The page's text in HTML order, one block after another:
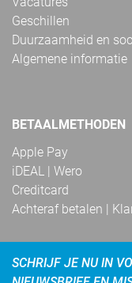
Geschillen
Duurzaamheid en
Algemene informatie
BETAALMETHODEN
Apple Pay
iDEAL | Wero
Creditcard
Achteraf betalen |
SCHRIJF JE NU IN